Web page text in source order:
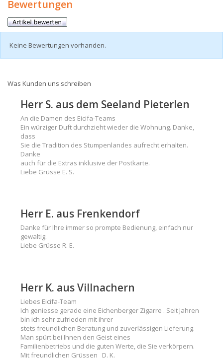
Bewertungen
Keine Bewertungen vorhanden.
Was Kunden uns schreiben
Herr S. aus dem Seeland Pieterlen
An die Damen des Eicifa-Teams
Ein würziger Duft durchzieht wieder die Wohnung. Danke,
dass
Sie die Tradition des Stumpenlandes aufrecht erhalten.
Danke
auch für die Extras inklusive der Postkarte.
Liebe Grüsse E. S.
Herr E. aus Frenkendorf
Danke für Ihre immer so prompte Bedienung, einfach nur
gewaltig.
Liebe Grüsse R. E.
Herr K. aus Villnachern
Liebes Eicifa-Team
Ich geniesse gerade eine Eichenberger Zigarre . Seit Jahren
bin ich sehr zufrieden mit ihrer
stets freundlichen Beratung und zuverlässigen Lieferung.
Man spürt bei Ihnen den Geist eines
Familienbetriebs und die guten Werte, die Sie verkörpern.
Mit freundlichen Grüssen D. K.